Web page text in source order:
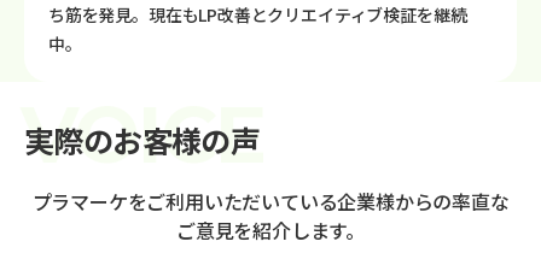
ち筋を発見。現在もLP改善とクリエイティブ検証を継続
中。
実際のお客様の声
プラマーケをご利用いただいている企業様からの率直な
ご意見を紹介します。